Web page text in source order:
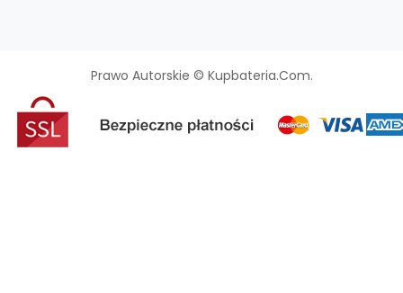
Prawo Autorskie © Kupbateria.com.